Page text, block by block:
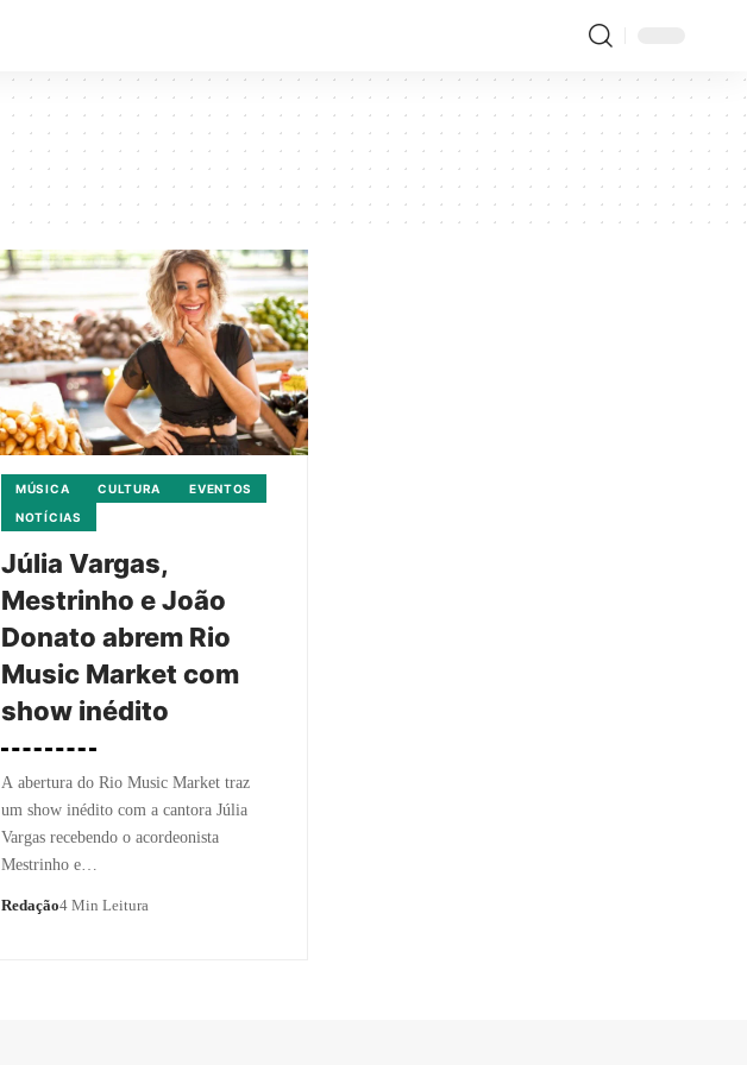
MÚSICA CULTURA
EVENTOS
NOTÍCIAS
Júlia Vargas,
Mestrinho e João
Donato abrem Rio
Music Market com
show inédito
A abertura do Rio Music Market traz
um show inédito com a cantora Júlia
Vargas recebendo o acordeonista
Mestrinho e…
Redação4 Min Leitura